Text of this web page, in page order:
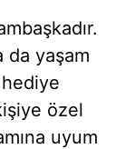
da yaşam
özel
uyum